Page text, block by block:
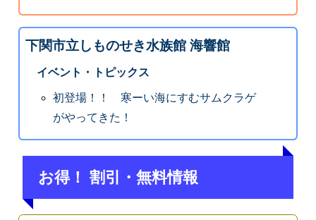
下関市立しものせき水族館 海響館
イベント・トピックス
初登場！！ 寒ーい海にすむサムクラゲ
がやってきた！
お得！ 割引・無料情報